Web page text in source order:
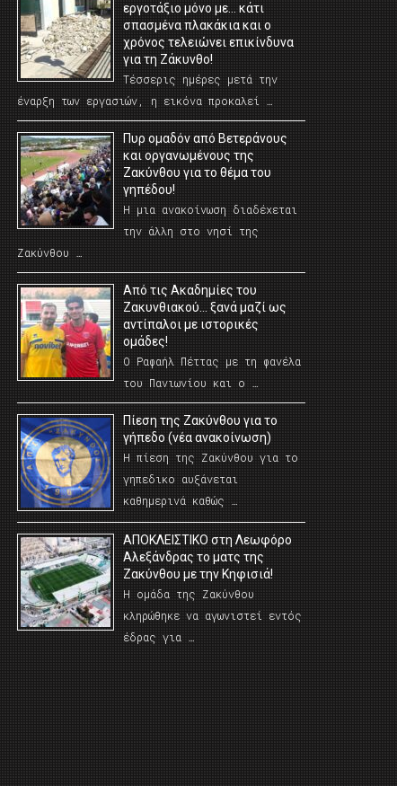
εργοτάξιο μόνο με… κάτι
σπασμένα πλακάκια και ο
χρόνος τελειώνει επικίνδυνα
για τη Ζάκυνθο!
Τέσσερις ημέρες μετά την
έναρξη των εργασιών, η εικόνα προκαλεί …
Πυρ ομαδόν από Βετεράνους
και οργανωμένους της
Ζακύνθου για το θέμα του
γηπέδου!
Η μια ανακοίνωση διαδέχεται
την άλλη στο νησί της
Ζακύνθου …
Από τις Ακαδημίες του
Ζακυνθιακού… ξανά μαζί ως
αντίπαλοι με ιστορικές
ομάδες!
Ο Ραφαήλ Πέττας με τη φανέλα
του Πανιωνίου και ο …
Πίεση της Ζακύνθου για το
γήπεδο (νέα ανακοίνωση)
Η πίεση της Ζακύνθου για το
γηπεδικο αυξάνεται
καθημερινά καθώς …
AΠΟΚΛΕΙΣΤΙΚΟ στη Λεωφόρο
Αλεξάνδρας το ματς της
Ζακύνθου με την Κηφισιά!
Η ομάδα της Ζακύνθου
κληρώθηκε να αγωνιστεί εντός
έδρας για …